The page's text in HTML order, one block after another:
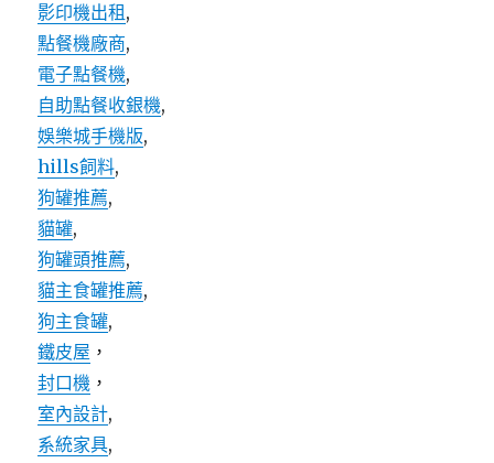
影印機出租 ,
點餐機廠商,
電子點餐機,
自助點餐收銀機,
娛樂城手機版,
hills飼料,
狗罐推薦,
貓罐,
狗罐頭推薦,
貓主食罐推薦,
狗主食罐,
鐵皮屋 ，
封口機 ，
室內設計,
系統家具,